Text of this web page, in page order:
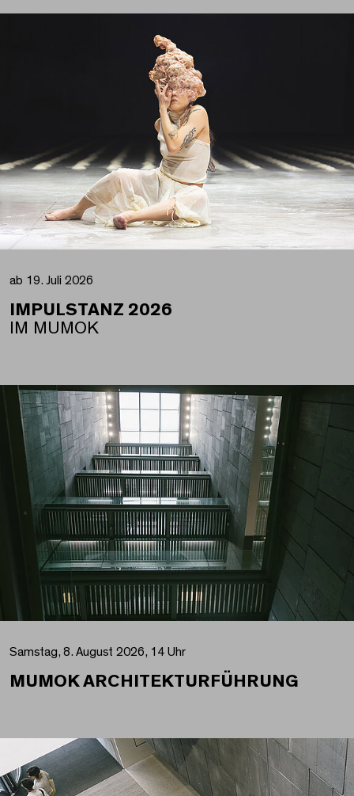
ab 19. Juli 2026
IMPULSTANZ 2026
IM MUMOK
Samstag, 8. August 2026, 14 Uhr
MUMOK ARCHITEKTURFÜHRUNG